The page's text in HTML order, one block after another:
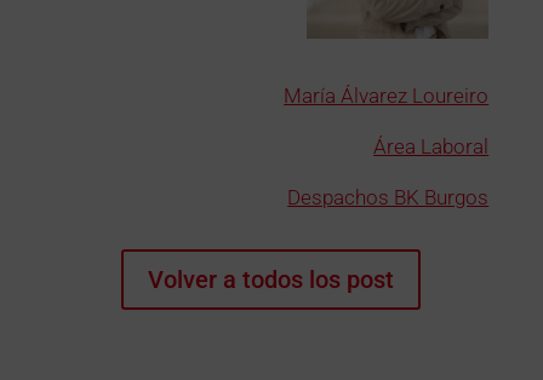
María Álvarez Loureiro
Área Laboral
Despachos BK Burgos
Volver a todos los post